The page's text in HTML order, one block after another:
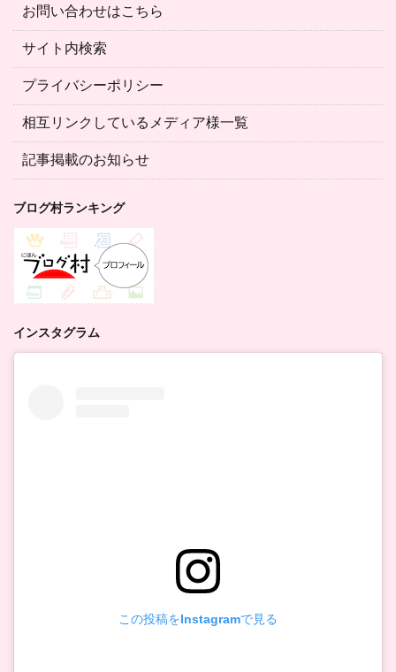
お問い合わせはこちら
サイト内検索
プライバシーポリシー
相互リンクしているメディア様一覧
記事掲載のお知らせ
ブログ村ランキング
インスタグラム
この投稿をInstagramで見る